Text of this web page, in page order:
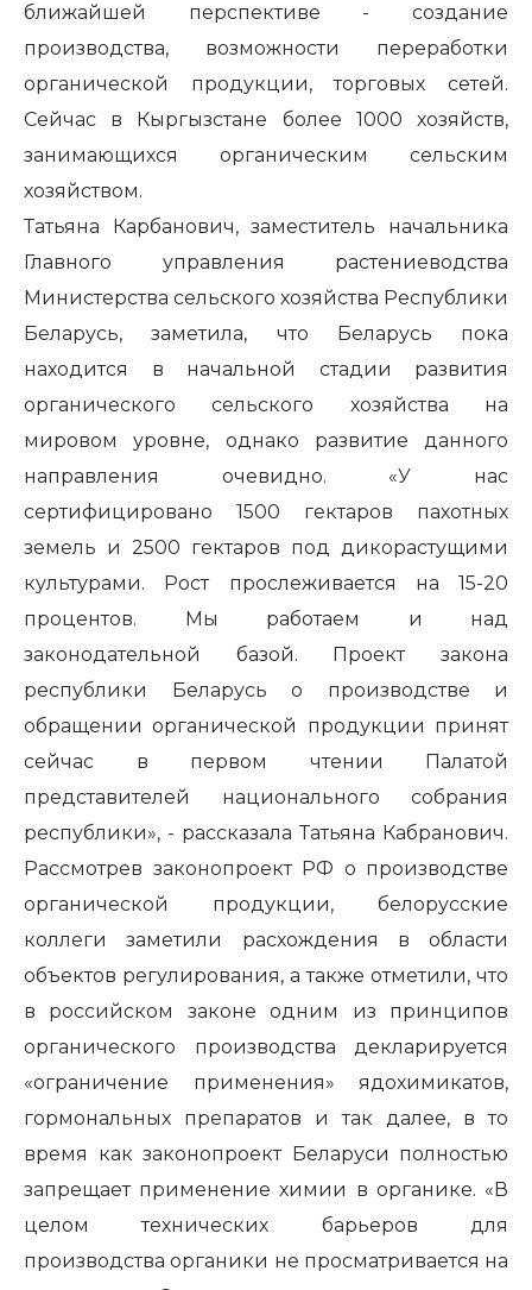
ближайшей перспективе - создание
производства, возможности переработки
органической продукции, торговых сетей.
Сейчас в Кыргызстане более 1000 хозяйств,
занимающихся органическим сельским
хозяйством.
Татьяна Карбанович, заместитель начальника
Главного управления растениеводства
Министерства сельского хозяйства Республики
Беларусь, заметила, что Беларусь пока
находится в начальной стадии развития
органического сельского хозяйства на
мировом уровне, однако развитие данного
направления очевидно. «У нас
сертифицировано 1500 гектаров пахотных
земель и 2500 гектаров под дикорастущими
культурами. Рост прослеживается на 15-20
процентов. Мы работаем и над
законодательной базой. Проект закона
республики Беларусь о производстве и
обращении органической продукции принят
сейчас в первом чтении Палатой
представителей национального собрания
республики», - рассказала Татьяна Кабранович.
Рассмотрев законопроект РФ о производстве
органической продукции, белорусские
коллеги заметили расхождения в области
объектов регулирования, а также отметили, что
в российском законе одним из принципов
органического производства декларируется
«ограничение применения» ядохимикатов,
гормональных препаратов и так далее, в то
время как законопроект Беларуси полностью
запрещает применение химии в органике. «В
целом технических барьеров для
производства органики не просматривается на